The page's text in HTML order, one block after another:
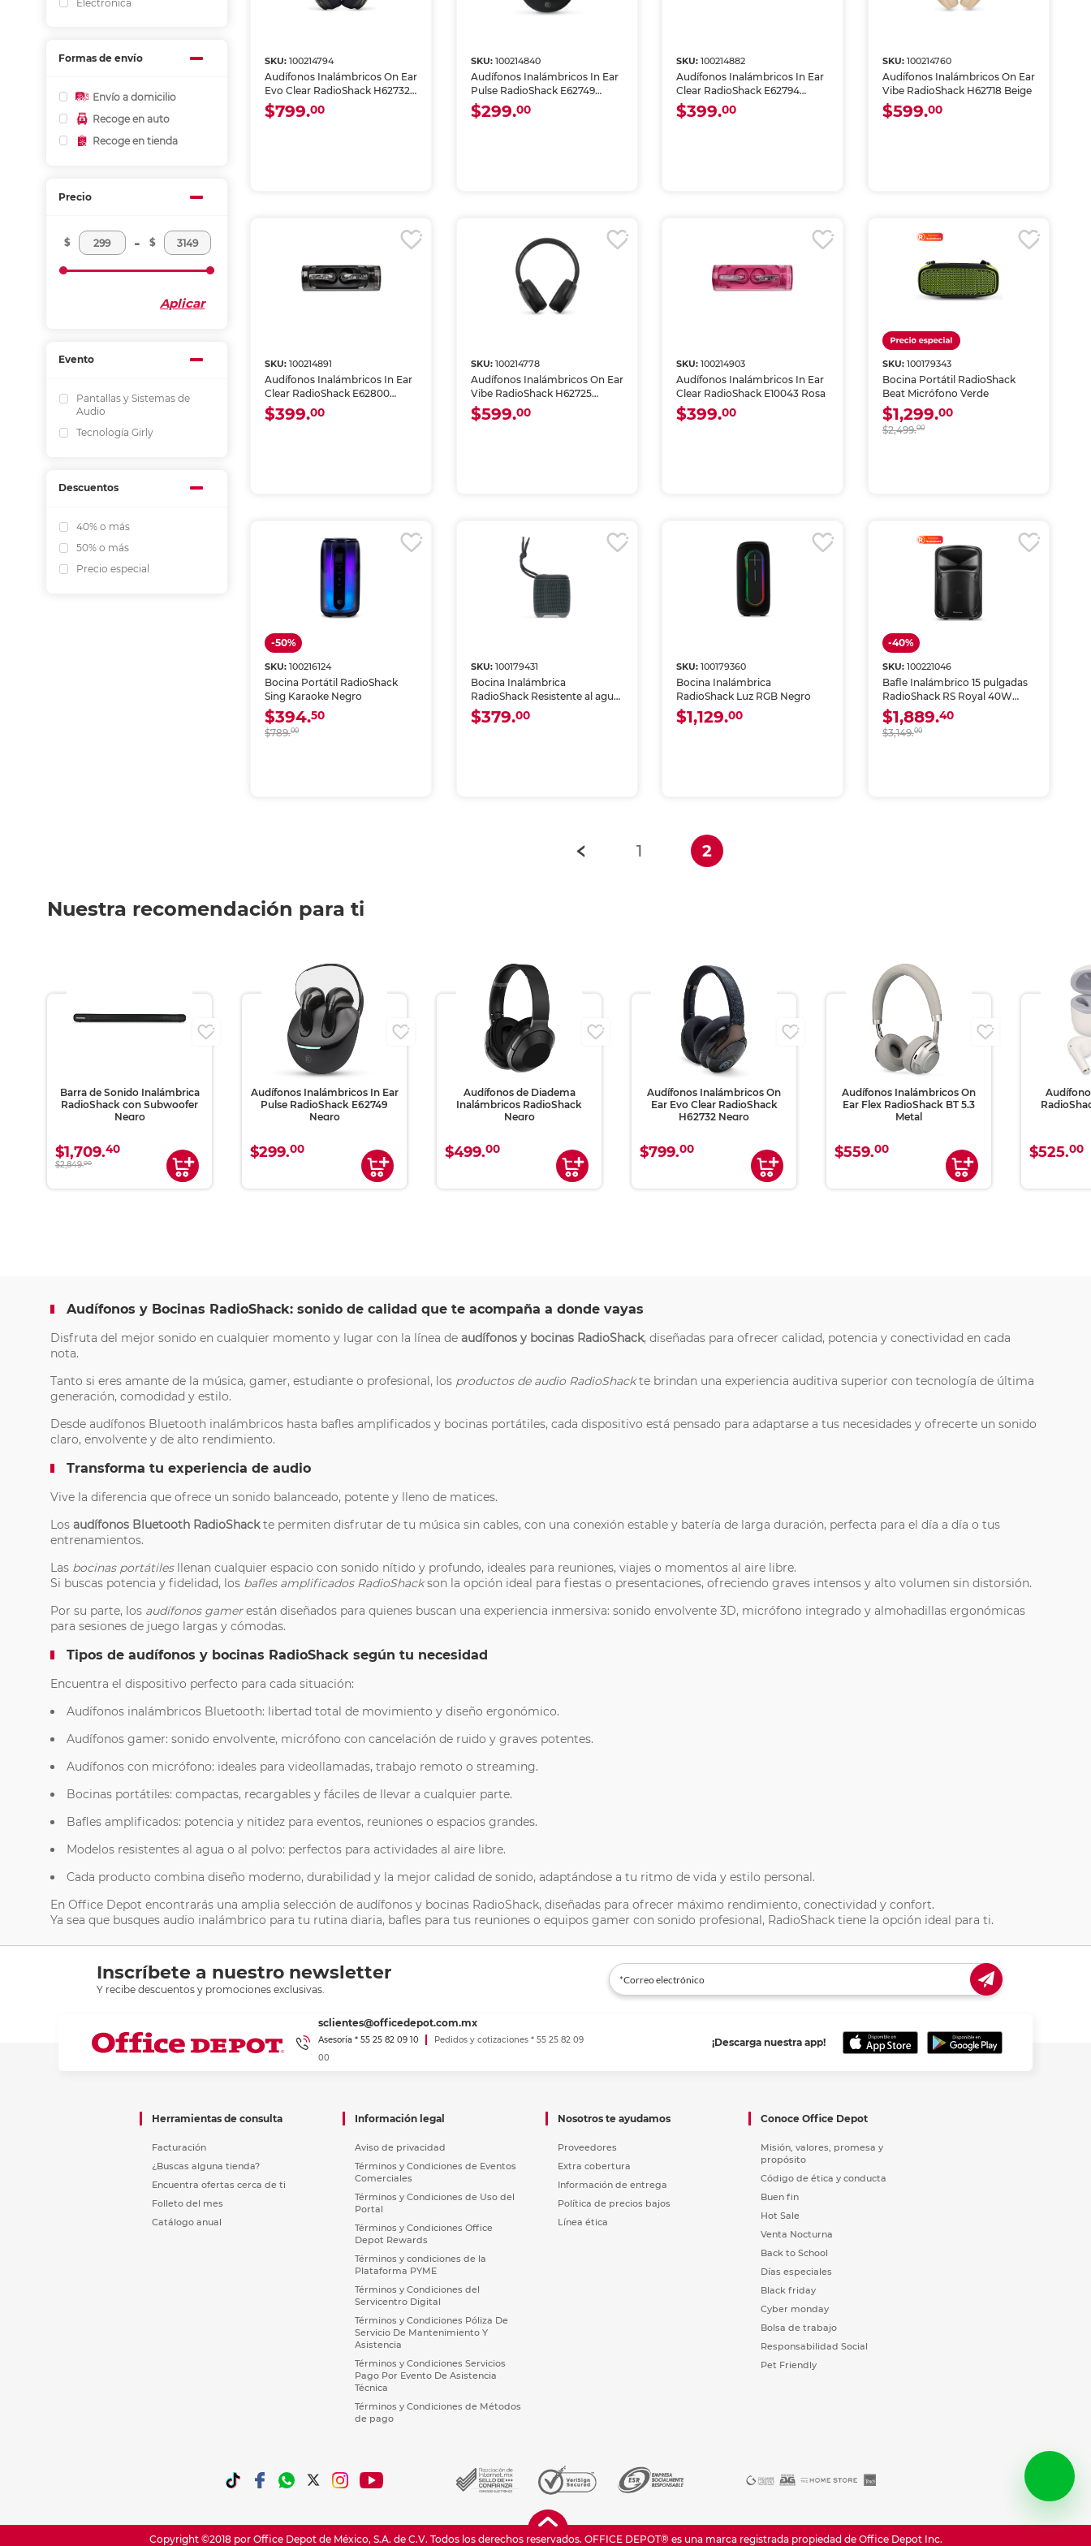
Electrónica
Formas de envío
Envío a domicilio
Recoge en auto
Recoge en tienda
Precio
$ - $
Aplicar
Evento
Pantallas y Sistemas de
Audio
Tecnología Girly
Descuentos
40% o más
50% o más
Precio especial
SKU:100214794
Audífonos Inalámbricos On Ear
Evo Clear RadioShack H62732
Negro
$799.00
SKU: 100214840
Audífonos Inalámbricos In Ear
Pulse RadioShack E62749
Negro
$299.00
SKU:100214882
Audífonos Inalámbricos In Ear
Clear RadioShack E62794
Blanco
$399.00
SKU: 100214760
Audífonos Inalámbricos On Ear
Vibe RadioShack H62718 Beige
$599.00
SKU:100214891
Audífonos Inalámbricos In Ear
Clear RadioShack E62800
Negro
$399.00
SKU: 100214778
Audífonos Inalámbricos On Ear
Vibe RadioShack H62725
Negro
$599.00
SKU:100214903
Audífonos Inalámbricos In Ear
Clear RadioShack E10043 Rosa
$399.00
SKU: 100179343
Bocina Portátil RadioShack
Beat Micrófono Verde
$1,299.00
$2,499.00
-50%
SKU:100216124
Bocina Portátil RadioShack
Sing Karaoke Negro
$394.50
$789.00
SKU: 100179431
Bocina Inalámbrica
RadioShack Resistente al agua
Gris
$379.00
SKU:100179360
Bocina Inalámbrica
RadioShack Luz RGB Negro
$1,129.00
-40%
SKU: 100221046
Bafle Inalámbrico 15 pulgadas
RadioShack RS Royal 40W
Negro
$1,889.40
$3,149.00
1 2(current)
Nuestra recomendación para ti
Barra de Sonido Inalámbrica
RadioShack con Subwoofer
Negro
$1,709.40
$2,849.00
Audífonos Inalámbricos In Ear
Pulse RadioShack E62749
Negro
$299.00
Audífonos de Diadema
Inalámbricos RadioShack
Negro
$499.00
Audífonos Inalámbricos On
Ear Evo Clear RadioShack
H62732 Negro
$799.00
Audífonos Inalámbricos On
Ear Flex RadioShack BT 5.3
Metal
$559.00 $525.00
Audífonos y Bocinas RadioShack: sonido de calidad que te acompaña a donde vayas
Disfruta del mejor sonido en cualquier momento y lugar con la línea de audífonos y bocinas RadioShack, diseñadas para ofrecer calidad, potencia y conectividad en cada
nota.
Tanto si eres amante de la música, gamer, estudiante o profesional, los productos de audio RadioShackte brindan una experiencia auditiva superior con tecnología de última
generación, comodidad y estilo.
Desde audífonos Bluetooth inalámbricos hasta bafles amplificados y bocinas portátiles, cada dispositivo está pensado para adaptarse a tus necesidades y ofrecerte un sonido
claro, envolvente y de alto rendimiento.
Transforma tu experiencia de audio
Vive la diferencia que ofrece un sonido balanceado, potente y lleno de matices.
Los audífonos Bluetooth RadioShackte permiten disfrutar de tu música sin cables, con una conexión estable y batería de larga duración, perfecta para el día a día o tus
entrenamientos.
Las bocinas portátilesllenan cualquier espacio con sonido nítido y profundo, ideales para reuniones, viajes o momentos al aire libre.
Si buscas potencia y fidelidad, los bafles amplificados RadioShackson la opción ideal para fiestas o presentaciones, ofreciendo graves intensos y alto volumen sin distorsión.
Por su parte, los audífonos gamerestán diseñados para quienes buscan una experiencia inmersiva: sonido envolvente 3D, micrófono integrado y almohadillas ergonómicas
para sesiones de juego largas y cómodas.
Tipos de audífonos y bocinas RadioShack según tu necesidad
Encuentra el dispositivo perfecto para cada situación:
Audífonos inalámbricos Bluetooth: libertad total de movimiento y diseño ergonómico.
Audífonos gamer: sonido envolvente, micrófono con cancelación de ruido y graves potentes.
Audífonos con micrófono: ideales para videollamadas, trabajo remoto o streaming.
Bocinas portátiles: compactas, recargables y fáciles de llevar a cualquier parte.
Bafles amplificados: potencia y nitidez para eventos, reuniones o espacios grandes.
Modelos resistentes al agua o al polvo: perfectos para actividades al aire libre.
Cada producto combina diseño moderno, durabilidad y la mejor calidad de sonido, adaptándose a tu ritmo de vida y estilo personal.
En Office Depot encontrarás una amplia selección de audífonos y bocinas RadioShack, diseñadas para ofrecer máximo rendimiento, conectividad y confort.
Ya sea que busques audio inalámbrico para tu rutina diaria, bafles para tus reuniones o equipos gamer con sonido profesional, RadioShack tiene la opción ideal para ti.
Inscríbete a nuestro newsletter
Y recibe descuentos y promociones exclusivas.
¡Descarga nuestra app!
sclientes@officedepot.com.mx
Asesoría * 55 25 82 09 10
Pedidos y cotizaciones * 55 25 82 09
00
Herramientas de consulta
Facturación
¿Buscas alguna tienda?
Encuentra ofertas cerca de ti
Folleto del mes
Catálogo anual
Información legal
Aviso de privacidad
Términos y Condiciones de Eventos
Comerciales
Términos y Condiciones de Uso del
Portal
Términos y Condiciones Office
Depot Rewards
Términos y condiciones de la
Plataforma PYME
Términos y Condiciones del
Servicentro Digital
Términos y Condiciones Póliza De
Servicio De Mantenimiento Y
Asistencia
Términos y Condiciones Servicios
Pago Por Evento De Asistencia
Técnica
Términos y Condiciones de Métodos
de pago
Nosotros te ayudamos
Proveedores
Extra cobertura
Información de entrega
Política de precios bajos
Línea ética
Conoce Office Depot
Misión, valores, promesa y
propósito
Código de ética y conducta
Buen fin
Hot Sale
Venta Nocturna
Back to School
Días especiales
Black friday
Cyber monday
Bolsa de trabajo
Responsabilidad Social
Pet Friendly
Copyright ©2018 por Office Depot de México, S.A. de C.V. Todos los derechos reservados. OFFICE DEPOT® es una marca registrada propiedad de Office Depot Inc.